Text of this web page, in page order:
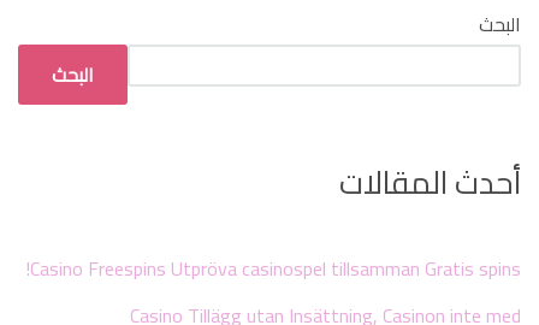
البحث
البحث
أحدث المقالات
Casino Freespins Utpröva casinospel tillsamman Gratis spins!
Casino Tillägg utan Insättning, Casinon inte med